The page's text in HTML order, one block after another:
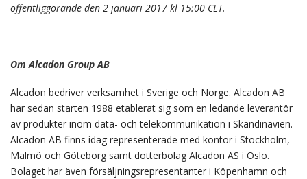
offentliggörande den 2 januari 2017 kl 15:00 CET.
Om Alcadon Group AB
Alcadon bedriver verksamhet i Sverige och Norge. Alcadon AB
har sedan starten 1988 etablerat sig som en ledande leverantör
av produkter inom data- och telekommunikation i Skandinavien.
Alcadon AB finns idag representerade med kontor i Stockholm,
Malmö och Göteborg samt dotterbolag Alcadon AS i Oslo.
Bolaget har även försäljningsrepresentanter i Köpenhamn och